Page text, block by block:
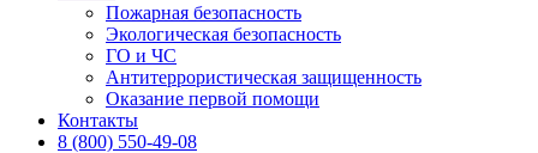
Пожарная безопасность
Экологическая безопасность
ГО и ЧС
Антитеррористическая защищенность
Оказание первой помощи
Контакты
8 (800) 550-49-08